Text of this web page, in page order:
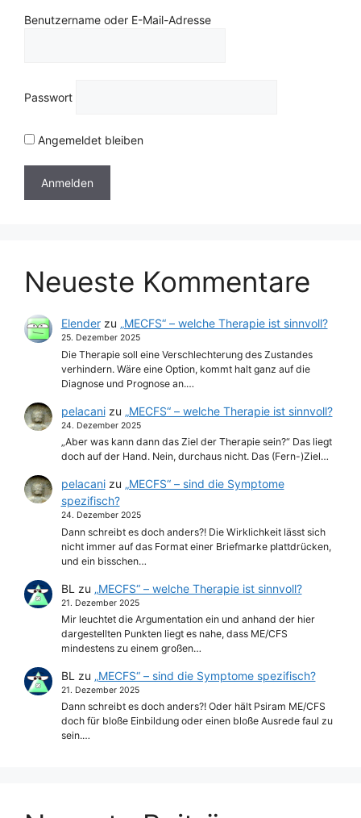
Benutzername oder E-Mail-Adresse
Passwort
Angemeldet bleiben
Neueste Kommentare
Elenderzu „MECFS“ – welche Therapie ist sinnvoll?
25. Dezember 2025
Die Therapie soll eine Verschlechterung des Zustandes
verhindern. Wäre eine Option, kommt halt ganz auf die
Diagnose und Prognose an.…
pelacanizu „MECFS“ – welche Therapie ist sinnvoll?
24. Dezember 2025
„Aber was kann dann das Ziel der Therapie sein?“ Das liegt
doch auf der Hand. Nein, durchaus nicht. Das (Fern-)Ziel…
pelacanizu „MECFS“ – sind die Symptome
spezifisch?
24. Dezember 2025
Dann schreibt es doch anders?! Die Wirklichkeit lässt sich
nicht immer auf das Format einer Briefmarke plattdrücken,
und ein bisschen…
BL zu „MECFS“ – welche Therapie ist sinnvoll?
21. Dezember 2025
Mir leuchtet die Argumentation ein und anhand der hier
dargestellten Punkten liegt es nahe, dass ME/CFS
mindestens zu einem großen…
BL zu „MECFS“ – sind die Symptome spezifisch?
21. Dezember 2025
Dann schreibt es doch anders?! Oder hält Psiram ME/CFS
doch für bloße Einbildung oder einen bloße Ausrede faul zu
sein.…